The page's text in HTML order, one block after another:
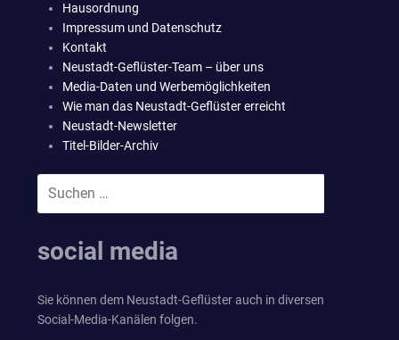
Hausordnung
Impressum und Datenschutz
Kontakt
Neustadt-Geflüster-Team – über uns
Media-Daten und Werbemöglichkeiten
Wie man das Neustadt-Geflüster erreicht
Neustadt-Newsletter
Titel-Bilder-Archiv
Suchen
social media
Sie können dem Neustadt-Geflüster auch in diversen
Social-Media-Kanälen folgen.